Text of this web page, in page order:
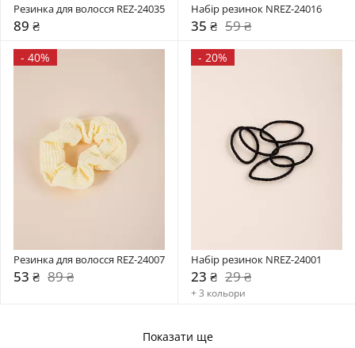
Резинка для волосся REZ-24035
89 ₴
Набір резинок NREZ-24016
35 ₴ 59 ₴
- 40%
Резинка для волосся REZ-24007
53 ₴ 89 ₴
- 20%
Набір резинок NREZ-24001
23 ₴ 29 ₴
+ 3 кольори
Показати ще